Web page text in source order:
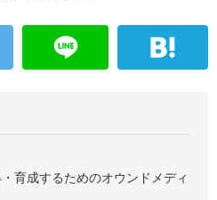
育成するためのオウンドメディ